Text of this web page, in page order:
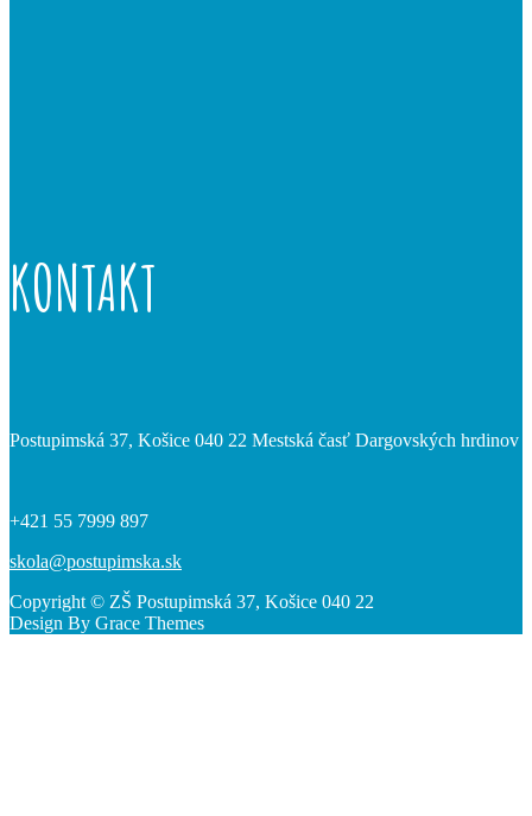
KONTAKT
Postupimská 37, Košice 040 22 Mestská časť Dargovských hrdinov
+421 55 7999 897
skola@postupimska.sk
Copyright © ZŠ Postupimská 37, Košice 040 22
Design By Grace Themes